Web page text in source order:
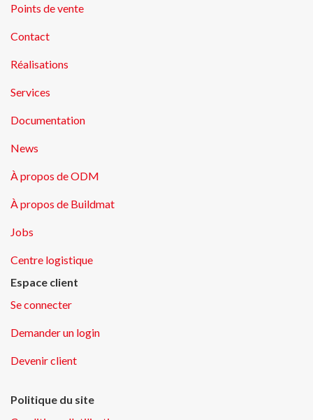
Points de vente
Contact
Réalisations
Services
Documentation
News
À propos de ODM
À propos de Buildmat
Jobs
Centre logistique
Espace client
Se connecter
Demander un login
Devenir client
Politique du site